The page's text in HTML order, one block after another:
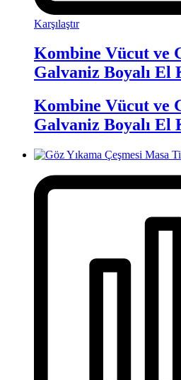
Karşılaştır
Kombine Vücut ve
Galvaniz Boyalı El
Kombine Vücut ve
Galvaniz Boyalı El